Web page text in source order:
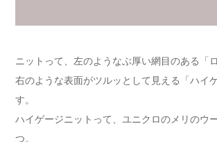
ニットって、左のようなぶ厚い網目のある「
右のような表面がツルッとして見える「ハイ
す。
ハイゲージニットって、ユニクロのメリのウ
つ。